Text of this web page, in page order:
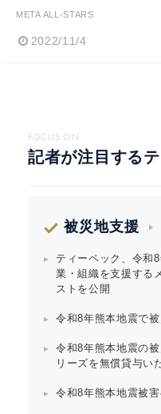
META ALL-STARS
2022/11/4
FOCUS ON
記者が注目する
被災地支援
ティーペック、令和
業・組織を支援する
ストを公開
令和8年熊本地震で
令和8年熊本地震の
リーズを無償貸与い
令和8年熊本地震被